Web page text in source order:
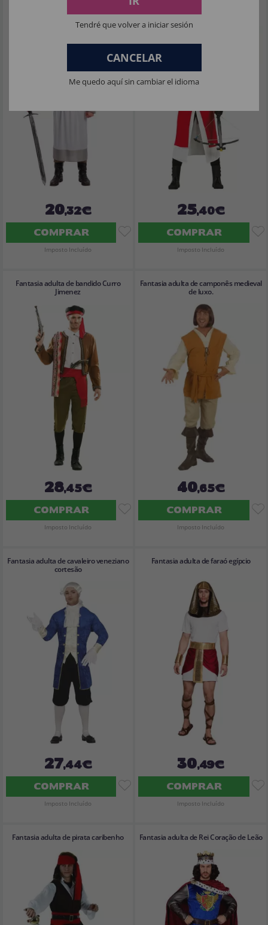
dos Cavaleiros Templários medievais
20,32€
COMPRAR
Imposto Incluído
Templário
25,40€
COMPRAR
Imposto Incluído
Fantasia adulta de bandido Curro
Jimenez
28,45€
COMPRAR
Imposto Incluído
Fantasia adulta de camponês medieval
de luxo.
40,65€
COMPRAR
Imposto Incluído
Fantasia adulta de cavaleiro veneziano
cortesão
27,44€
COMPRAR
Imposto Incluído
Fantasia adulta de faraó egípcio
30,49€
COMPRAR
Imposto Incluído
Fantasia adulta de pirata caribenho Fantasia adulta de Rei Coração de Leão
Tendré que volver a iniciar sesión
CANCELAR
Me quedo aquí sin cambiar el idioma